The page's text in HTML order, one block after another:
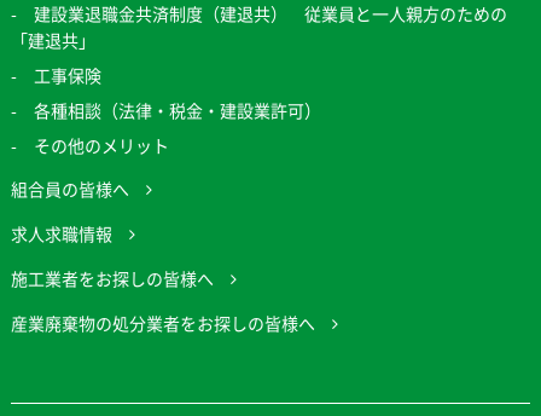
建設業退職金共済制度（建退共） 従業員と一人親方のための
「建退共」
工事保険
各種相談（法律・税金・建設業許可）
その他のメリット
組合員の皆様へ
求人求職情報
施工業者をお探しの皆様へ
産業廃棄物の処分業者をお探しの皆様へ